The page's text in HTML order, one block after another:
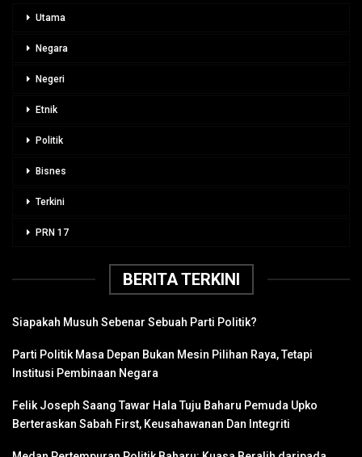
Utama
Negara
Negeri
Etnik
Politik
Bisnes
Terkini
PRN 17
BERITA TERKINI
Siapakah Musuh Sebenar Sebuah Parti Politik?
Parti Politik Masa Depan Bukan Mesin Pilihan Raya, Tetapi
Institusi Pembinaan Negara
Felik Joseph Saang Tawar Hala Tuju Baharu Pemuda Upko
Berteraskan Sabah First, Keusahawanan Dan Integriti